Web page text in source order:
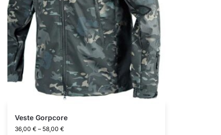
Veste Gorpcore
36,00 € – 58,00 €